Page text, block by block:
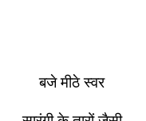
बजे मीठे स्वर